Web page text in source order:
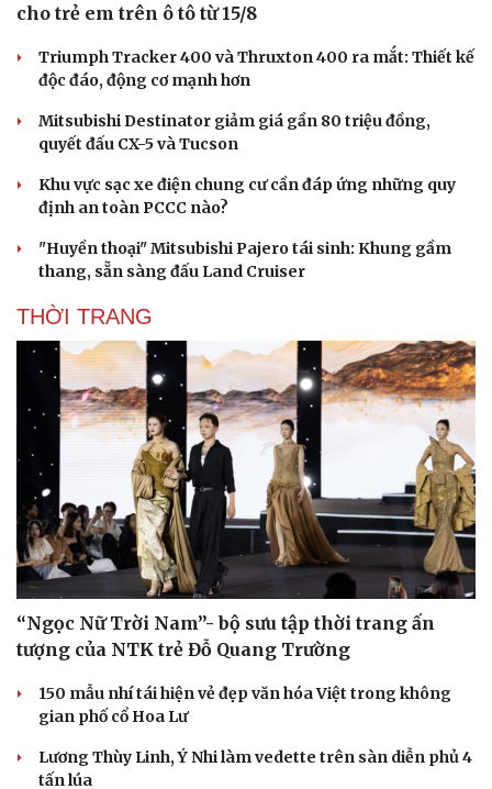
cho trẻ em trên ô tô từ 15/8
Triumph Tracker 400 và Thruxton 400 ra mắt: Thiết kế
độc đáo, động cơ mạnh hơn
Mitsubishi Destinator giảm giá gần 80 triệu đồng,
quyết đấu CX-5 và Tucson
Khu vực sạc xe điện chung cư cần đáp ứng những quy
định an toàn PCCC nào?
"Huyền thoại" Mitsubishi Pajero tái sinh: Khung gầm
thang, sẵn sàng đấu Land Cruiser
THỜI TRANG
“Ngọc Nữ Trời Nam”- bộ sưu tập thời trang ấn
tượng của NTK trẻ Đỗ Quang Trường
150 mẫu nhí tái hiện vẻ đẹp văn hóa Việt trong không
gian phố cổ Hoa Lư
Lương Thùy Linh, Ý Nhi làm vedette trên sàn diễn phủ 4
tấn lúa